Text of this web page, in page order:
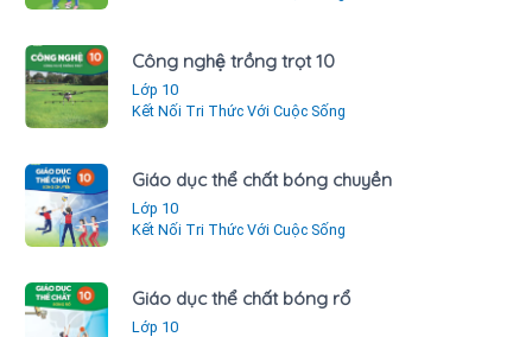
Công nghệ trồng trọt 10
Lớp 10
Kết Nối Tri Thức Với Cuộc Sống
Giáo dục thể chất bóng chuyền
Lớp 10
Kết Nối Tri Thức Với Cuộc Sống
Giáo dục thể chất bóng rổ
Lớp 10